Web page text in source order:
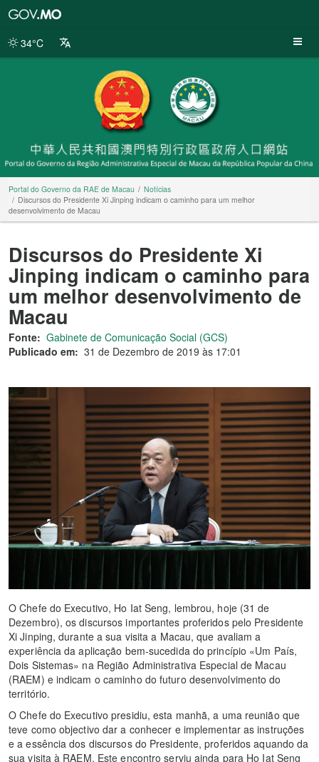
da
34°C
Portal do Governo da RAE de Macau
Notícias
Discursos do Presidente Xi Jinping indicam o caminho para um melhor
desenvolvimento de Macau
Discursos do Presidente Xi
Jinping indicam o caminho para
um melhor desenvolvimento de
Macau
Fonte: Gabinete de Comunicação Social (GCS)
Publicado em: 31 de Dezembro de 2019 às 17:01
O Chefe do Executivo, Ho Iat Seng, lembrou, hoje (31 de
Dezembro), os discursos importantes proferidos pelo Presidente
Xi Jinping, durante a sua visita a Macau, que avaliam a
experiência da aplicação bem-sucedida do princípio «Um País,
Dois Sistemas» na Região Administrativa Especial de Macau
(RAEM) e indicam o caminho do futuro desenvolvimento do
território.
O Chefe do Executivo presidiu, esta manhã, a uma reunião que
teve como objectivo dar a conhecer e implementar as instruções
e a essência dos discursos do Presidente, proferidos aquando da
sua visita à RAEM. Este encontro serviu ainda para Ho Iat Seng